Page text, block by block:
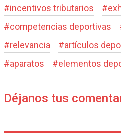
#incentivos tributarios #
#competencias deportivas
#relevancia #artículos
#aparatos #elementos
Déjanos tus